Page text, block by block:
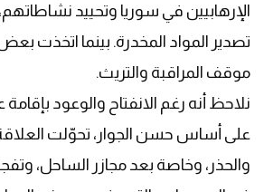
الإرهابيين في سوريا وتحييد
تصدير المواد المخدرة. بينما اتخذت
موقف المراقبة والتريث.
نلاحظ أنه رغم الانفتاح والوعود
على أساس حسن الجوار، تحوّلت
والحذر، وخاصة بعد مجازر الساحل،